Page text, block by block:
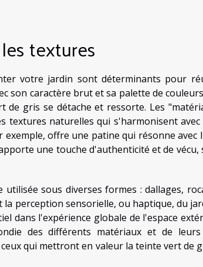
textures
votre jardin sont déterminants pour
son caractère brut et sa palette de
gris se détache et ressorte. Les
textures naturelles qui s'harmonisent
offre une patine qui résonne avec
une touche d'authenticité et de
sous diverses formes : dallages,
perception sensorielle, ou haptique, du
dans l'expérience globale de l'espace
des différents matériaux et de
qui mettront en valeur la teinte vert de